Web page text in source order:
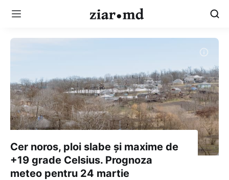
Cer noros, ploi slabe și maxime de
+19 grade Celsius. Prognoza
meteo pentru 24 martie